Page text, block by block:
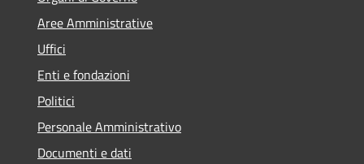
Aree Amministrative
Uffici
Enti e fondazioni
Politici
Personale Amministrativo
Documenti e dati